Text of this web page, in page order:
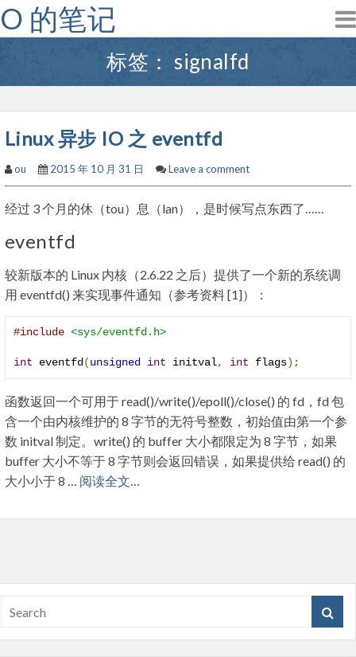
Skip
to
content
O 的笔记
标签：signalfd
Linux 异步 IO 之 eventfd
ou 2015 年 10 月 31 日 Leave a comment
经过 3 个月的休（tou）息（lan），是时候写点东西了……
eventfd
较新版本的 Linux 内核（2.6.22 之后）提供了一个新的系统调
用 eventfd() 来实现事件通知（参考资料 [1]）：
#include <sys/eventfd.h>
int eventfd (unsigned int initval, int flags);
函数返回一个可用于 read()/write()/epoll()/close() 的 fd，fd 包
含一个由内核维护的 8 字节的无符号整数，初始值由第一个参
数 initval 制定。write() 的 buffer 大小都限定为 8 字节，如果
buffer 大小不等于 8 字节则会返回错误，如果提供给 read() 的
大小小于 8 … 阅读全文…